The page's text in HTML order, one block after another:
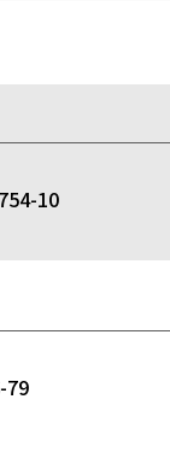
10
79